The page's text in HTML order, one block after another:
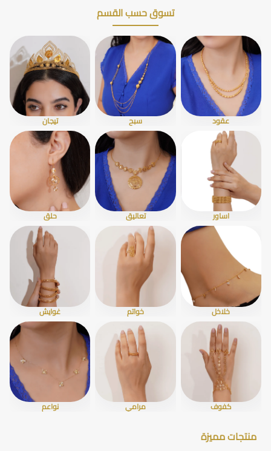
تسوق حسب القسم
عقود سبح تيجان
اساور تعاليق حلق
خلاخل خواتم غوايش
كفوف مرامي نواعم
منتجات مميزة